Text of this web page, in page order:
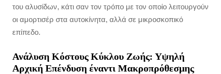
του αλυσίδων, κάτι σαν τον τρόπο με τον οποίο λειτουργούν
οι αμορτισέρ στα αυτοκίνητα, αλλά σε μικροσκοπικό
επίπεδο.
Ανάλυση Κόστους Κύκλου Ζωής: Υψηλή
Αρχική Επένδυση έναντι Μακροπρόθεσμης